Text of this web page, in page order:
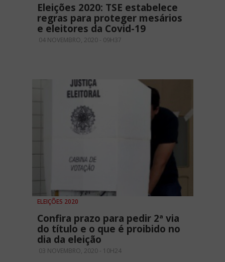
Eleições 2020: TSE estabelece
regras para proteger mesários
e eleitores da Covid-19
04 NOVEMBRO, 2020 - 09H37
ELEIÇÕES 2020
Confira prazo para pedir 2ª via
do título e o que é proibido no
dia da eleição
03 NOVEMBRO, 2020 - 10H24